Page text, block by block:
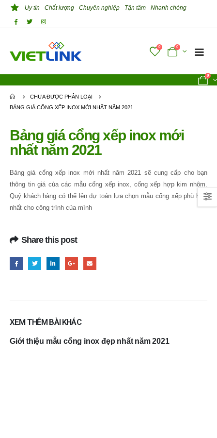
Uy tín - Chất lượng - Chuyên nghiệp - Tận tâm - Nhanh chóng
0 0
0
CHƯA ĐƯỢC PHÂN LOẠI
BẢNG GIÁ CỔNG XẾP INOX MỚI NHẤT NĂM 2021
Bảng giá cổng xếp inox mới
nhất năm 2021
Bảng giá cổng xếp inox mới nhất năm 2021 sẽ cung cấp cho bạn
thông tin giá của các mẫu cổng xếp inox, cổng xếp hợp kim nhôm.
Quý khách hàng có thể lên dự toán lựa chọn mẫu cổng xếp phù hợp
nhất cho công trình của mình
Share this post
XEM THÊM BÀI KHÁC
Giới thiệu mẫu cổng inox đẹp nhất năm 2021